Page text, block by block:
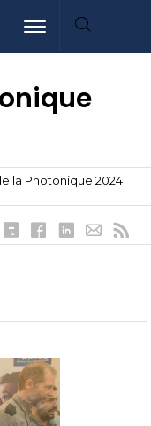
Toggle navigation
la Photonique 2024